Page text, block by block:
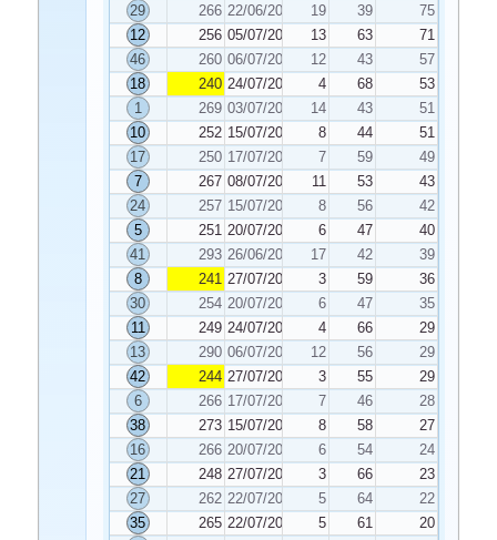
29
266 22/06/2024 19 39
75
12
256 05/07/2024 13 63
71
46
260 06/07/2024 12 43
57
18
240 24/07/2024 4 68
53
1
269 03/07/2024 14 43
51
10
252 15/07/2024 8 44
51
17
250 17/07/2024 7 59
49
7
267 08/07/2024 11 53
43
24
257 15/07/2024 8 56
42
5
251 20/07/2024 6 47
40
41
293 26/06/2024 17 42
39
8
241 27/07/2024 3 59
36
30
254 20/07/2024 6 47
35
11
249 24/07/2024 4 66
29
13
290 06/07/2024 12 56
29
42
244 27/07/2024 3 55
29
6
266 17/07/2024 7 46
28
38
273 15/07/2024 8 58
27
16
266 20/07/2024 6 54
24
21
248 27/07/2024 3 66
23
27
262 22/07/2024 5 64
22
35
265 22/07/2024 5 61
20